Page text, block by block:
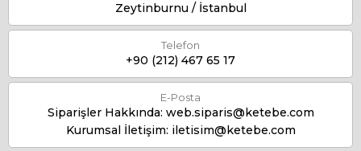
Zeytinburnu / İstanbul
Telefon
+90 (212) 467 65 17
E-Posta
Siparişler Hakkında: web.siparis@ketebe.com
Kurumsal İletişim: iletisim@ketebe.com